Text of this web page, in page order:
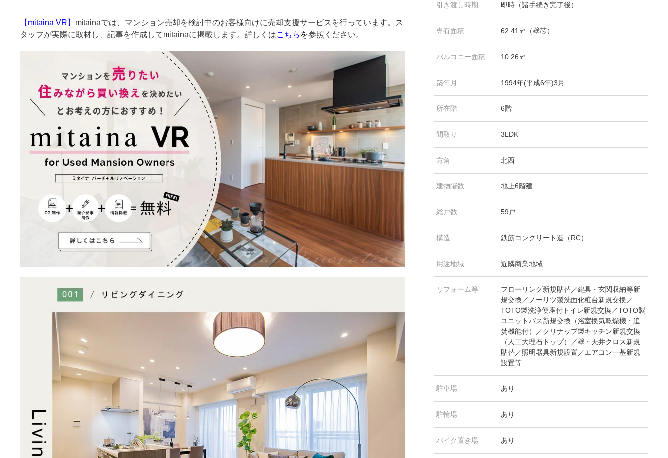
【mitaina VR】 mitainaでは、マンション売却を検討中のお客様向けに売却支援サービスを行っています。ス
タッフが実際に取材し、記事を作成してmitainaに掲載します。詳しくはこちら を参照ください。
引き渡し時期 即時（諸手続き完了後）
専有面積 62.41㎡（壁芯）
バルコニー面積 10.26㎡
築年月 1994年(平成6年)3月
所在階 6階
間取り 3LDK
方角 北西
建物階数 地上6階建
総戸数 59戸
構造 鉄筋コンクリート造（RC）
用途地域 近隣商業地域
リフォーム等
フローリング新規貼替／建具・玄関収納等新
規交換／ノーリツ製洗面化粧台新規交換／
TOTO製洗浄便座付トイレ新規交換／TOTO製
ユニットバス新規交換（浴室換気乾燥機・追
焚機能付）／クリナップ製キッチン新規交換
（人工大理石トップ）／壁・天井クロス新規
貼替／照明器具新規設置／エアコン一基新規
設置等
駐車場 あり
駐輪場 あり
バイク置き場 あり